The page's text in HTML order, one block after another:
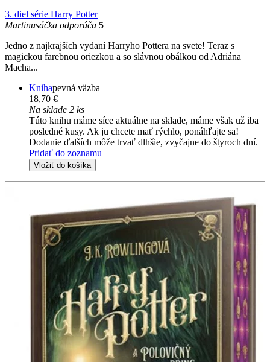
3. diel série Harry Potter
Martinusáčka odporúča 5
Jedno z najkrajších vydaní Harryho Pottera na svete! Teraz s
magickou farebnou oriezkou a so slávnou obálkou od Adriána
Macha...
Knihapevná väzba
18,70 €
Na sklade 2 ks
Túto knihu máme síce aktuálne na sklade, máme však už iba
posledné kusy. Ak ju chcete mať rýchlo, ponáhľajte sa!
Dodanie ďalších môže trvať dlhšie, zvyčajne do štyroch dní.
Pridať do zoznamu
Vložiť do košíka